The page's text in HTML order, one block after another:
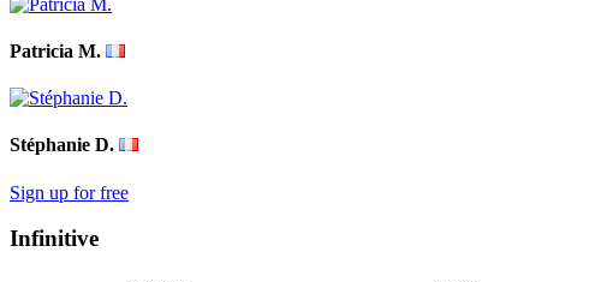
Patricia M.
Stéphanie D.
Sign up for free
Infinitive